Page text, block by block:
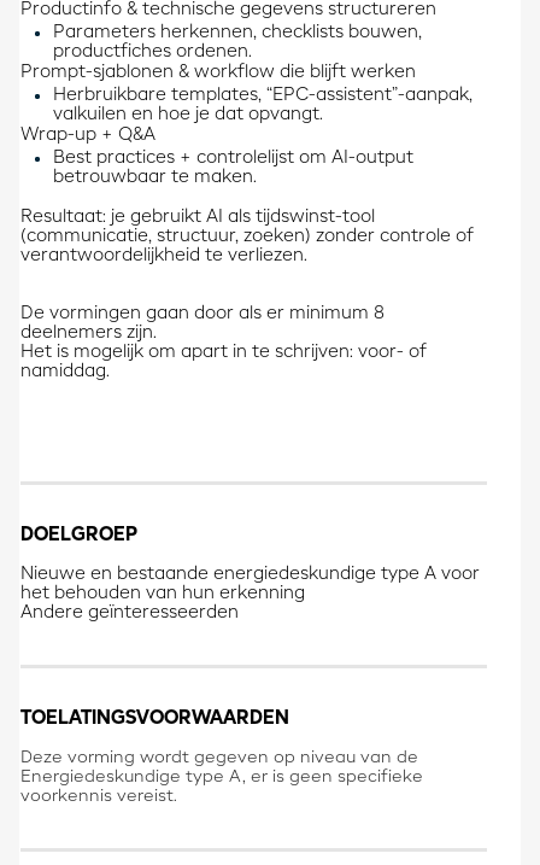
Productinfo & technische gegevens structureren
Parameters herkennen, checklists bouwen,
productfiches ordenen.
Prompt-sjablonen & workflow die blijft werken
Herbruikbare templates, “EPC-assistent”-aanpak,
valkuilen en hoe je dat opvangt.
Wrap-up + Q&A
Best practices + controlelijst om AI-output
betrouwbaar te maken.
Resultaat: je gebruikt AI als tijdswinst-tool
(communicatie, structuur, zoeken) zonder controle of
verantwoordelijkheid te verliezen.
De vormingen gaan door als er minimum 8
deelnemers zijn.
Het is mogelijk om apart in te schrijven: voor- of
namiddag.
DOELGROEP
Nieuwe en bestaande energiedeskundige type A voor
het behouden van hun erkenning
​Andere geïnteresseerden
TOELATINGSVOORWAARDEN
Deze vorming wordt gegeven op niveau van de
Energiedeskundige type A, er is geen specifieke
voorkennis vereist.